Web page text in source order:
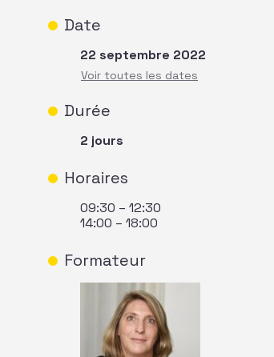
Date
22 septembre 2022
Durée
2 jours
Horaires
09:30 – 12:30
14:00 – 18:00
Formateur